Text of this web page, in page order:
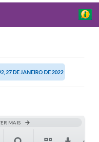
27 DE JANEIRO DE 2022
MAIS